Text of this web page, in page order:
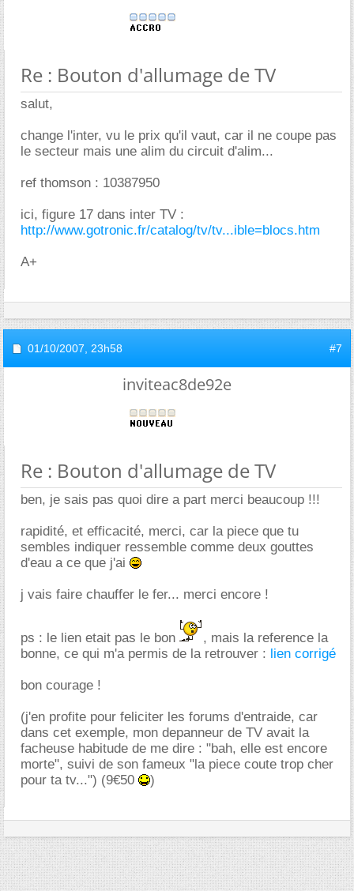
Re : Bouton d'allumage de TV
salut,
change l'inter, vu le prix qu'il vaut, car il ne coupe pas
le secteur mais une alim du circuit d'alim...
ref thomson : 10387950
ici, figure 17 dans inter TV :
http://www.gotronic.fr/catalog/tv/tv...ible=blocs.htm
A+
01/10/2007, 23h58 #7
inviteac8de92e
Re : Bouton d'allumage de TV
ben, je sais pas quoi dire a part merci beaucoup !!!
rapidité, et efficacité, merci, car la piece que tu
sembles indiquer ressemble comme deux gouttes
d'eau a ce que j'ai
j vais faire chauffer le fer... merci encore !
ps : le lien etait pas le bon
, mais la reference la
bonne, ce qui m'a permis de la retrouver : lien corrigé
bon courage !
(j'en profite pour feliciter les forums d'entraide, car
dans cet exemple, mon depanneur de TV avait la
facheuse habitude de me dire : "bah, elle est encore
morte", suivi de son fameux "la piece coute trop cher
pour ta tv...") (9€50
)